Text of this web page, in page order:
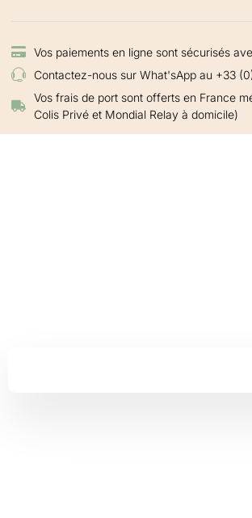
Vos paiements en ligne sont sécurisés
Contactez-nous sur What'sApp au +33
Vos frais de port sont offerts en France
Colis Privé et Mondial Relay à domicile)